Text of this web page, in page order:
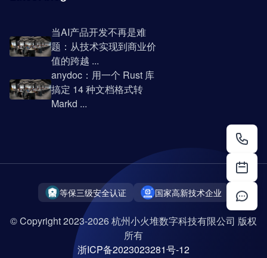
当AI产品开发不再是难
题：从技术实现到商业价
值的跨越 ...
anydoc：用一个 Rust 库
搞定 14 种文档格式转
Markd ...
等保三级安全认证 国家高新技术企业
© Copyright 2023-2026 杭州小火堆数字科技有限公司 版权
所有
浙ICP备2023023281号-12